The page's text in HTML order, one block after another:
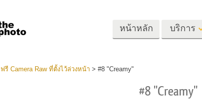
หน้าหลัก บริการ
Lightroom
Photoshop Actions
ฟรี Camera Raw ที่ตั้งไว้ล่วงหน้า > #8 "Creamy"
#8 "Creamy"